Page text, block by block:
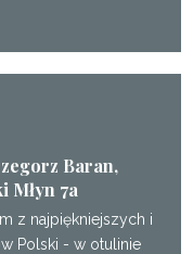
Baran,
Młyn 7a
z najpiękniejszych i
Polski - w otulinie